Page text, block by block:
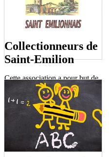
Collectionneurs de
Saint-Emilion
Cette association a pour but de
favoriser, développer le goût et
l'étude de la philatélie et autres
collections.
(M. Delgado 06 41 28 53 53)